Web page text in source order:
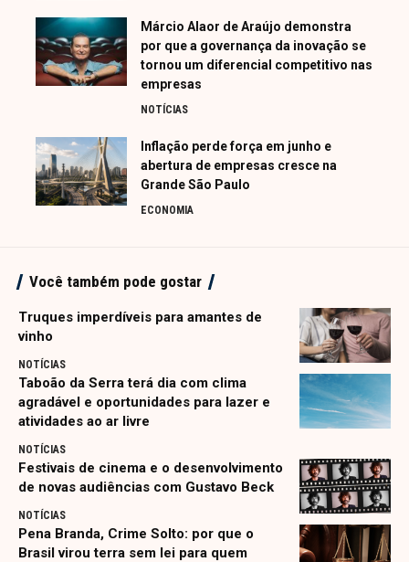
Márcio Alaor de Araújo demonstra
por que a governança da inovação se
tornou um diferencial competitivo nas
empresas
NOTÍCIAS
Inflação perde força em junho e
abertura de empresas cresce na
Grande São Paulo
ECONOMIA
Você também pode gostar
Truques imperdíveis para amantes de
vinho
NOTÍCIAS
Taboão da Serra terá dia com clima
agradável e oportunidades para lazer e
atividades ao ar livre
NOTÍCIAS
Festivais de cinema e o desenvolvimento
de novas audiências com Gustavo Beck
NOTÍCIAS
Pena Branda, Crime Solto: por que o
Brasil virou terra sem lei para quem